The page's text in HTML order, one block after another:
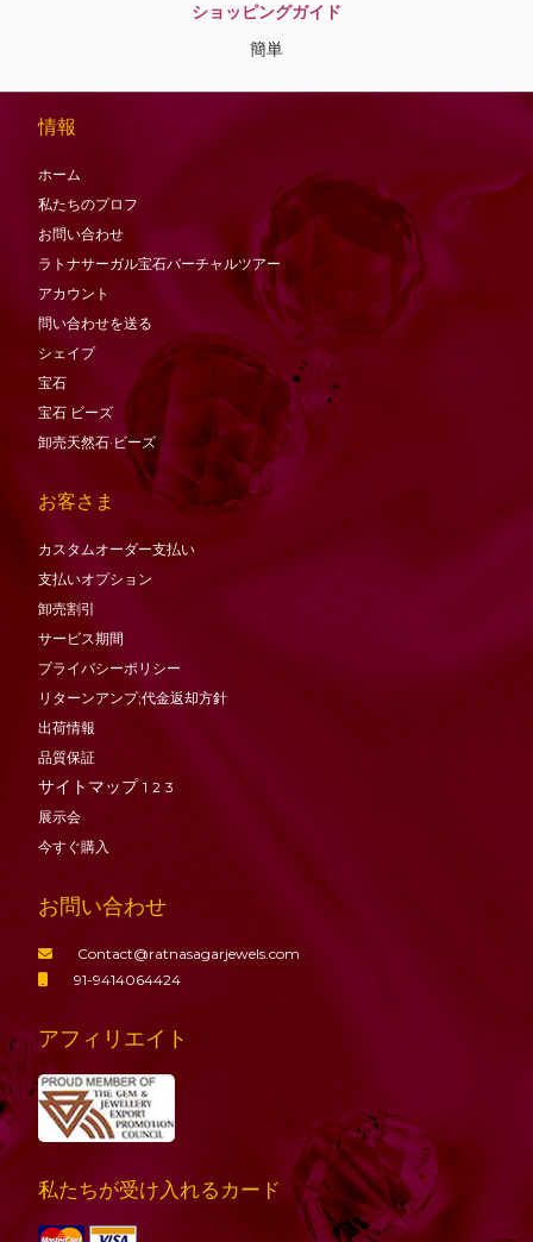
ショッピングガイド
簡単
情報
ホーム
私たちのプロフ
お問い合わせ
ラトナサーガル宝石バーチャ​​ルツアー
アカウント
問い合わせを送る
シェイプ
宝石
宝石 ビーズ
卸売天然石·ビーズ
お客さま
カスタムオーダー支払い
支払いオプション
卸売割引
サービス期間
プライバシーポリシー
リターンアンプ;代金返却方針
出荷情報
品質保証
サイトマップ 1 2 3
展示会
今すぐ購入
お問い合わせ
Contact@ratnasagarjewels.com
91-9414064424
アフィリエイト
私たちが受け入れるカード